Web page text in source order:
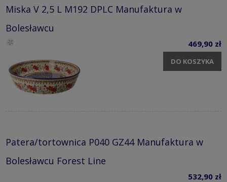
Miska V 2,5 L M192 DPLC Manufaktura w
Bolesławcu
469,90 zł
DO KOSZYKA
Patera/tortownica P040 GZ44 Manufaktura w
Bolesławcu Forest Line
532,90 zł